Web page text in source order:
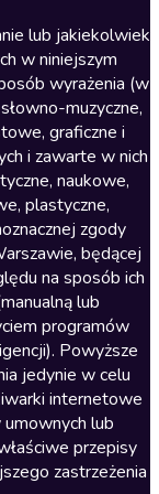
lub jakiekolwiek
w niniejszym
wyrażenia (w
muzyczne,
graficzne i
i zawarte w nich
naukowe,
plastyczne,
zgody
będącej
na sposób ich
lub
programów
Powyższe
jedynie w celu
internetowe
lub
przepisy
zastrzeżenia